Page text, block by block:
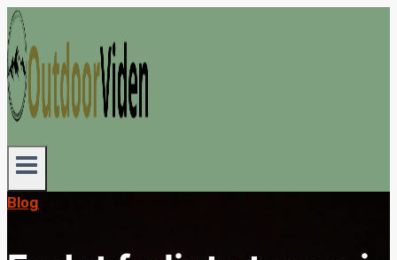
Fortsæt
til
indhold
Blog